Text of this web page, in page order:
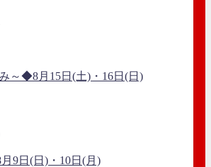
～◆8月15日(土)・16日(日)
9日(日)・10日(月)